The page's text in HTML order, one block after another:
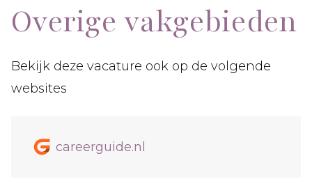
Overige vakgebieden
Bekijk deze vacature ook op de volgende
websites
careerguide.nl